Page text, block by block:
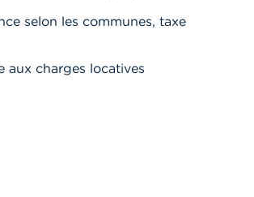
selon les communes, taxe
aux charges locatives